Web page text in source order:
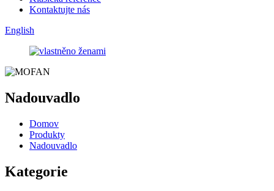
Kontaktujte nás
English
Nadouvadlo
Domov
Produkty
Nadouvadlo
Kategorie